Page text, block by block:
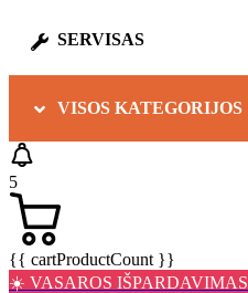
SERVISAS
VISOS KATEGORIJOS
5
{{ cartProductCount }}
☀️ VASAROS IŠPARDAVIMAS